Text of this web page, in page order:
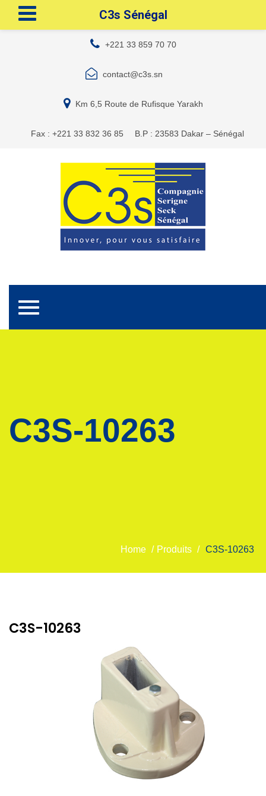
+221 33 859 70 70
contact@c3s.sn
Km 6,5 Route de Rufisque Yarakh
Fax : +221 33 832 36 85 B.P : 23583 Dakar – Sénégal
Toggle navigation
C3S-10263
Home / Produits / C3S-10263
C3S-10263
C3s Sénégal